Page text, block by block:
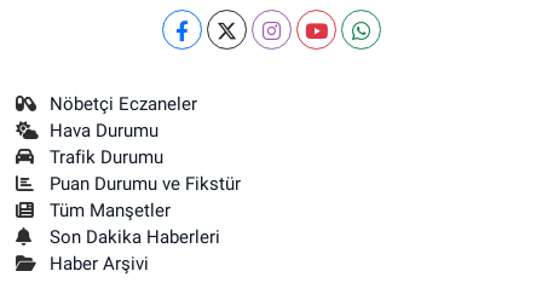
Nöbetçi Eczaneler
Hava Durumu
Trafik Durumu
Puan Durumu ve Fikstür
Tüm Manşetler
Son Dakika Haberleri
Haber Arşivi